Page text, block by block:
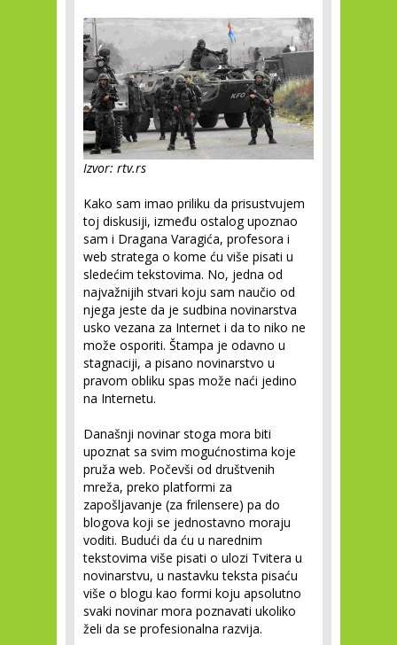
Izvor: rtv.rs
Kako sam imao priliku da prisustvujem
toj diskusiji, između ostalog upoznao
sam i Dragana Varagića, profesora i
web stratega o kome ću više pisati u
sledećim tekstovima. No, jedna od
najvažnijih stvari koju sam naučio od
njega jeste da je sudbina novinarstva
usko vezana za Internet i da to niko ne
može osporiti. Štampa je odavno u
stagnaciji, a pisano novinarstvo u
pravom obliku spas može naći jedino
na Internetu.
Današnji novinar stoga mora biti
upoznat sa svim mogućnostima koje
pruža web. Počevši od društvenih
mreža, preko platformi za
zapošljavanje (za frilensere) pa do
blogova koji se jednostavno moraju
voditi. Budući da ću u narednim
tekstovima više pisati o ulozi Tvitera u
novinarstvu, u nastavku teksta pisaću
više o blogu kao formi koju apsolutno
svaki novinar mora poznavati ukoliko
želi da se profesionalna razvija.